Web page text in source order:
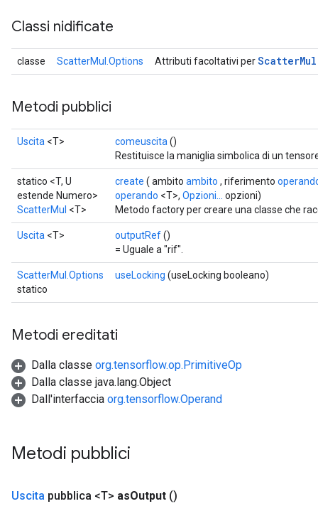
Classi nidificate
classe ScatterMul.Options Attributi facoltativi perScatterMul
Metodi pubblici
Uscita <T> comeuscita ()
Restituisce la maniglia simbolica di un
statico <T, U
estende Numero>
ScatterMul <T>
create ( ambito ambito , riferimento
operando <T>, Opzioni...
opzioni)
Metodo factory per creare una classe che
Uscita <T> outputRef()
= Uguale a "rif".
ScatterMul.Options
statico
useLocking (useLocking booleano)
Metodi ereditati
Dalla classe org.tensorflow.op.PrimitiveOp
Dalla classe java.lang.Object
Dall'interfaccia org.tensorflow.Operand
Metodi pubblici
Uscita pubblica <T> asOutput ()